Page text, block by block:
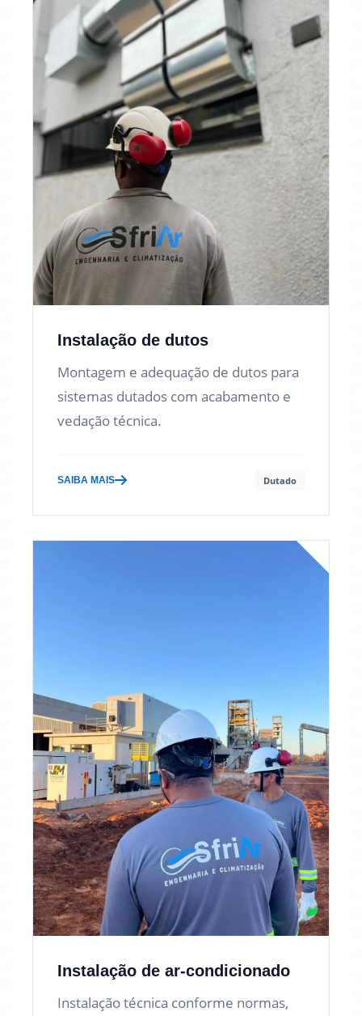
Instalação de dutos
Montagem e adequação de dutos para
sistemas dutados com acabamento e
vedação técnica.
SAIBA MAIS Dutado
Instalação de ar-condicionado
Instalação técnica conforme normas,